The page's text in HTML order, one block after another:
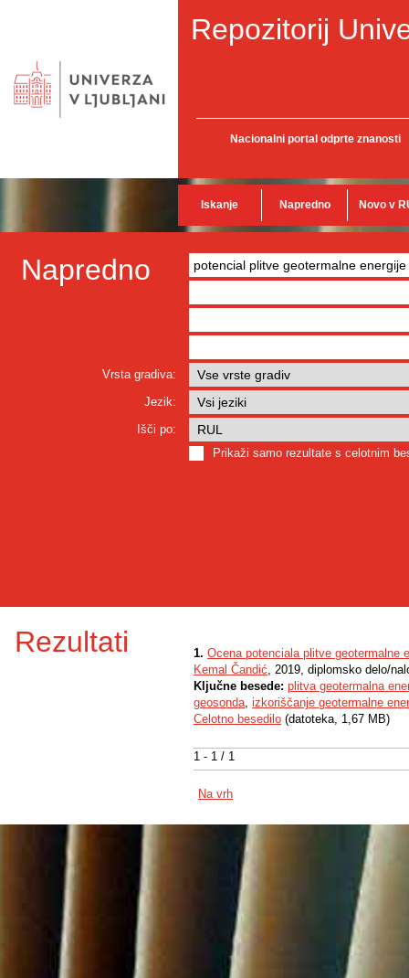
Repozitorij
Nacionalni portal odprte znanosti
Iskanje Napredno Novo v
Napredno
Vrsta gradiva:
Jezik:
Išči po:
Prikaži samo rezultate s celotnim
Rezultati
1 - 1 / 1
1. Ocena potenciala plitve geotermalne
Kemal Čandić, 2019, diplomsko delo/
Ključne besede: plitva geotermalna
geosonda, izkoriščanje geotermalne
Celotno besedilo (datoteka, 1,67 MB)
Na vrh